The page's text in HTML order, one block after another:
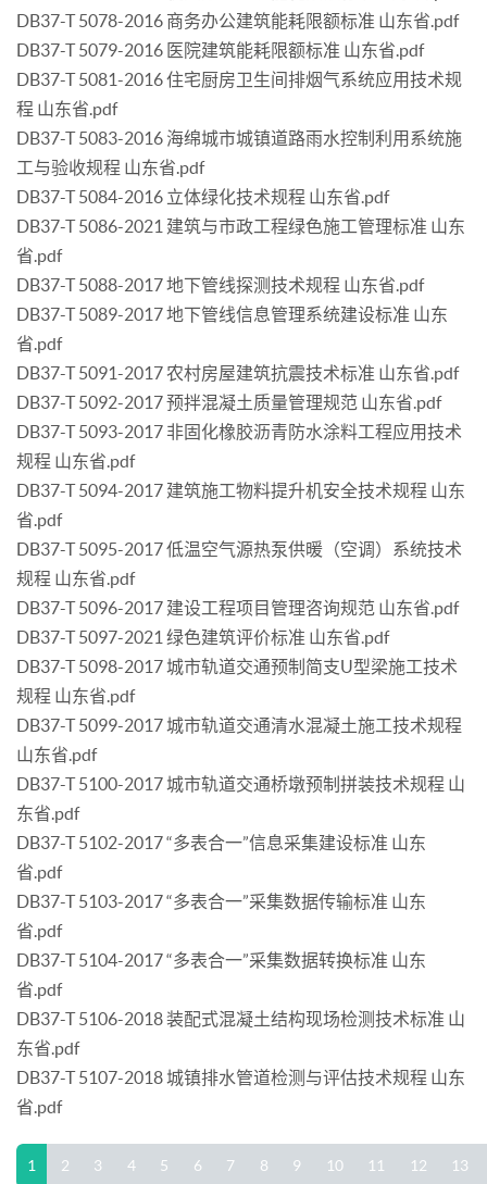
DB37-T 5078-2016 商务办公建筑能耗限额标准 山东省.pdf
DB37-T 5079-2016 医院建筑能耗限额标准 山东省.pdf
DB37-T 5081-2016 住宅厨房卫生间排烟气系统应用技术规
程 山东省.pdf
DB37-T 5083-2016 海绵城市城镇道路雨水控制利用系统施
工与验收规程 山东省.pdf
DB37-T 5084-2016 立体绿化技术规程 山东省.pdf
DB37-T 5086-2021 建筑与市政工程绿色施工管理标准 山东
省.pdf
DB37-T 5088-2017 地下管线探测技术规程 山东省.pdf
DB37-T 5089-2017 地下管线信息管理系统建设标准 山东
省.pdf
DB37-T 5091-2017 农村房屋建筑抗震技术标准 山东省.pdf
DB37-T 5092-2017 预拌混凝土质量管理规范 山东省.pdf
DB37-T 5093-2017 非固化橡胶沥青防水涂料工程应用技术
规程 山东省.pdf
DB37-T 5094-2017 建筑施工物料提升机安全技术规程 山东
省.pdf
DB37-T 5095-2017 低温空气源热泵供暖（空调）系统技术
规程 山东省.pdf
DB37-T 5096-2017 建设工程项目管理咨询规范 山东省.pdf
DB37-T 5097-2021 绿色建筑评价标准 山东省.pdf
DB37-T 5098-2017 城市轨道交通预制简支U型梁施工技术
规程 山东省.pdf
DB37-T 5099-2017 城市轨道交通清水混凝土施工技术规程
山东省.pdf
DB37-T 5100-2017 城市轨道交通桥墩预制拼装技术规程 山
东省.pdf
DB37-T 5102-2017 “多表合一”信息采集建设标准 山东
省.pdf
DB37-T 5103-2017 “多表合一”采集数据传输标准 山东
省.pdf
DB37-T 5104-2017 “多表合一”采集数据转换标准 山东
省.pdf
DB37-T 5106-2018 装配式混凝土结构现场检测技术标准 山
东省.pdf
DB37-T 5107-2018 城镇排水管道检测与评估技术规程 山东
省.pdf
1 2 3 4 5 6 7 8 9 10 11 12 13